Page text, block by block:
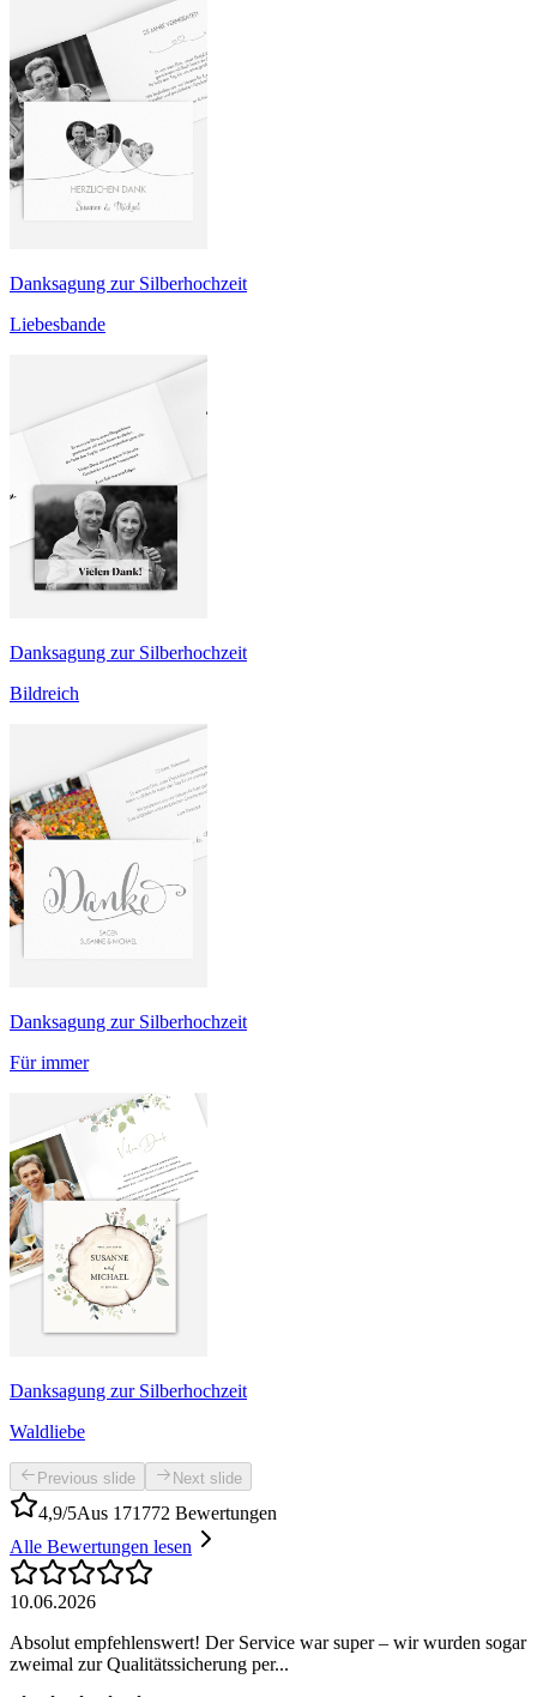
Danksagung zur Silberhochzeit
Liebesbande
Danksagung zur Silberhochzeit
Bildreich
Danksagung zur Silberhochzeit
Für immer
Danksagung zur Silberhochzeit
Waldliebe
Previous slide Next slide
4,9/5Aus 171772 Bewertungen
Alle Bewertungen lesen
10.06.2026
Absolut empfehlenswert! Der Service war super – wir wurden sogar
zweimal zur Qualitätssicherung per...